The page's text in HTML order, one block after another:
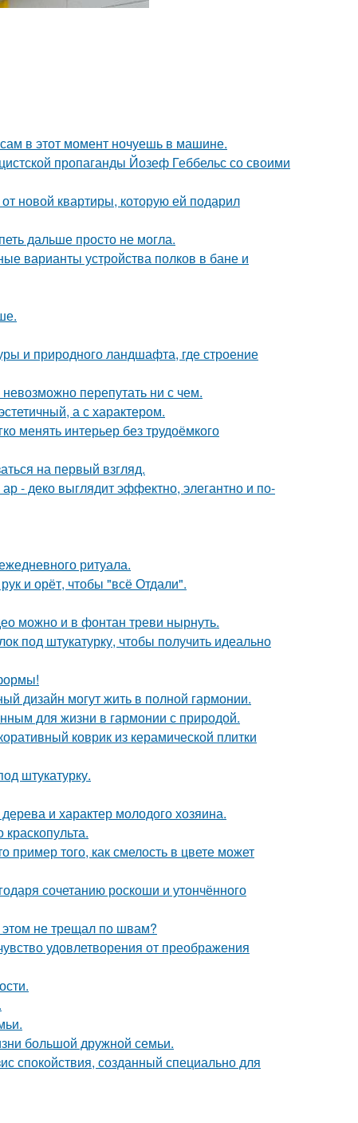
в этот момент ночуешь в машине.
пропаганды Йозеф Геббельс со своими
новой квартиры, которую ей подарил
дальше просто не могла.
варианты устройства полков в бане и
и природного ландшафта, где строение
перепутать ни с чем.
а с характером.
менять интерьер без трудоёмкого
на первый взгляд.
- деко выглядит эффектно, элегантно и по-
ритуала.
и орёт, чтобы "всё Отдали".
можно и в фонтан треви нырнуть.
под штукатурку, чтобы получить идеально
дизайн могут жить в полной гармонии.
для жизни в гармонии с природой.
коврик из керамической плитки
штукатурку.
и характер молодого хозяина.
пример того, как смелость в цвете может
сочетанию роскоши и утончённого
не трещал по швам?
удовлетворения от преображения
большой дружной семьи.
спокойствия, созданный специально для